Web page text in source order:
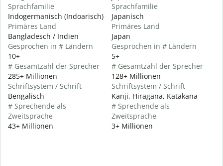
Sprachfamilie
Indogermanisch (Indoarisch)
Primäres Land
Bangladesch / Indien
Gesprochen in # Ländern
10+
# Gesamtzahl der Sprecher
285+ Millionen
Schriftsystem / Schrift
Bengalisch
# Sprechende als
Zweitsprache
43+ Millionen
Sprachfamilie
Japanisch
Primäres Land
Japan
Gesprochen in # Ländern
5+
# Gesamtzahl der Sprecher
128+ Millionen
Schriftsystem / Schrift
Kanji, Hiragana, Katakana
# Sprechende als
Zweitsprache
3+ Millionen